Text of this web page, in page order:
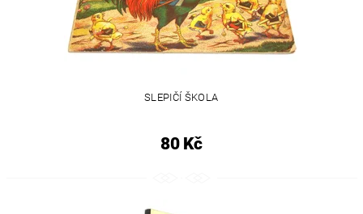
SLEPIČÍ ŠKOLA
80 Kč